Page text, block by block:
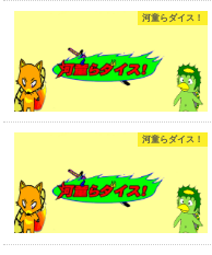
河童らダイス！
河童らダイス！